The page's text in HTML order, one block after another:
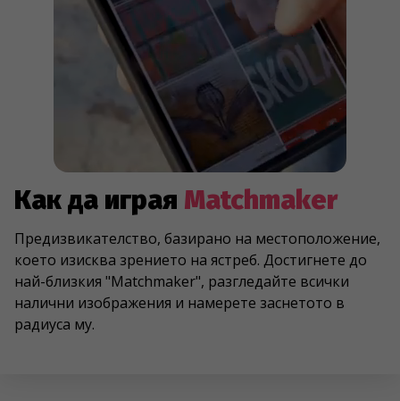
Как да играя Matchmaker
Предизвикателство, базирано на местоположение,
което изисква зрението на ястреб. Достигнете до
най-близкия "Matchmaker", разгледайте всички
налични изображения и намерете заснетото в
радиуса му.